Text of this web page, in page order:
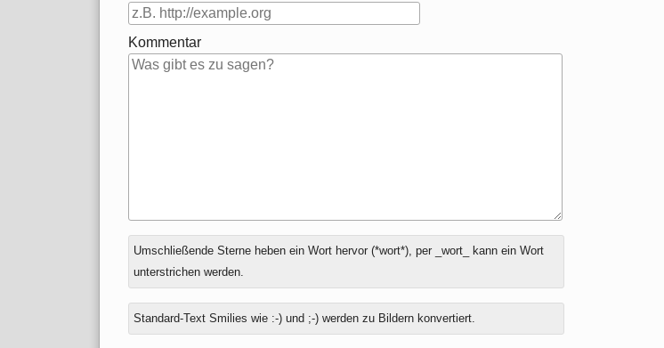
Kommentar
Antwort
Umschließende Sterne heben ein Wort hervor (*wort*), per _wort_ kann ein Wort
unterstrichen werden.
Standard-Text Smilies wie :-) und ;-) werden zu Bildern konvertiert.